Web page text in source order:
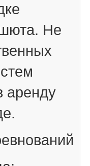
Не
аренду